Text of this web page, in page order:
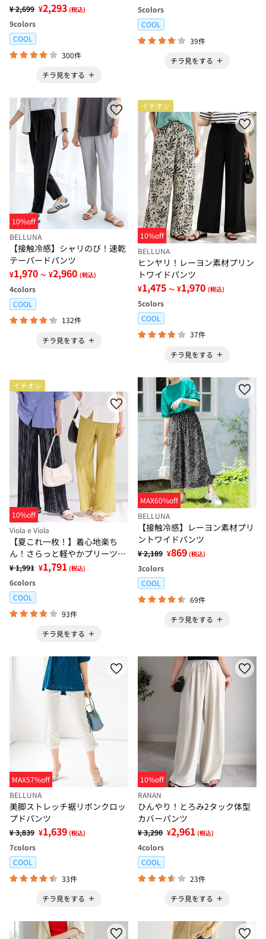
¥ 2,699 ¥2,293 (税込)
9colors
COOL
300件
チラ見をする
5colors
COOL
39件
チラ見をする
10%off
BELLUNA
【接触冷感】シャリのび！速乾
テーパードパンツ
¥1,970 ～ ¥2,960 (税込)
4colors
COOL
132件
チラ見をする
イチオシ
10%off
BELLUNA
ヒンヤリ！レーヨン素材プリン
トワイドパンツ
¥1,475 ～ ¥1,970 (税込)
5colors
COOL
37件
チラ見をする
イチオシ
10%off
Viola e Viola
【夏これ一枚！】着心地楽ち
ん！さらっと軽やかプリーツパ
ンツ
¥ 1,991 ¥1,791 (税込)
6colors
COOL
93件
チラ見をする
MAX60%off
BELLUNA
【接触冷感】レーヨン素材プリ
ントワイドパンツ
¥ 2,189 ¥869 (税込)
3colors
COOL
69件
チラ見をする
MAX57%off
BELLUNA
美脚ストレッチ裾リボンクロッ
プドパンツ
¥ 3,839 ¥1,639 (税込)
7colors
COOL
33件
チラ見をする
10%off
RANAN
ひんやり！とろみ2タック体型
カバーパンツ
¥ 3,290 ¥2,961 (税込)
4colors
COOL
23件
チラ見をする